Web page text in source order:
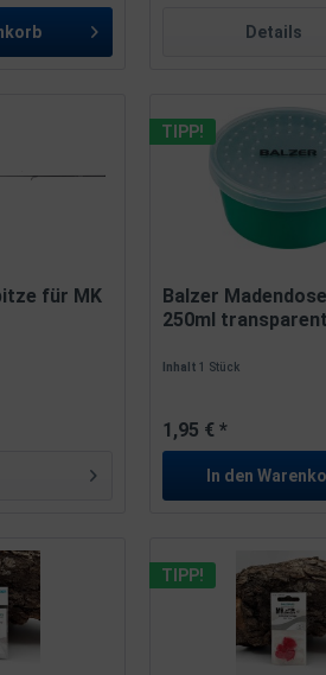
Details
für MK
TIPP!
Balzer
250ml
Inhalt1 Stück
1,95 € *
In den
TIPP!